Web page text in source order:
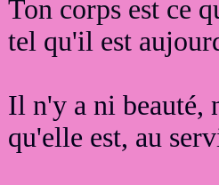
Ton corps est ce
tel qu'il est
Il n'y a ni
qu'elle est, au